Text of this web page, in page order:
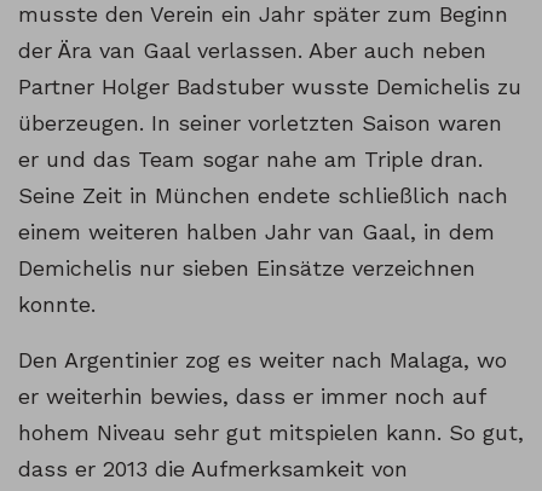
musste den Verein ein Jahr später zum Beginn
der Ära van Gaal verlassen. Aber auch neben
Partner Holger Badstuber wusste Demichelis zu
überzeugen. In seiner vorletzten Saison waren
er und das Team sogar nahe am Triple dran.
Seine Zeit in München endete schließlich nach
einem weiteren halben Jahr van Gaal, in dem
Demichelis nur sieben Einsätze verzeichnen
konnte.
Den Argentinier zog es weiter nach Malaga, wo
er weiterhin bewies, dass er immer noch auf
hohem Niveau sehr gut mitspielen kann. So gut,
dass er 2013 die Aufmerksamkeit von